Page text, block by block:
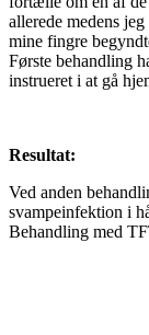
allerede medens
mine fingre
Første behandling
instrueret i at gå
Resultat:
Ved anden
svampeinfektion i
Behandling med